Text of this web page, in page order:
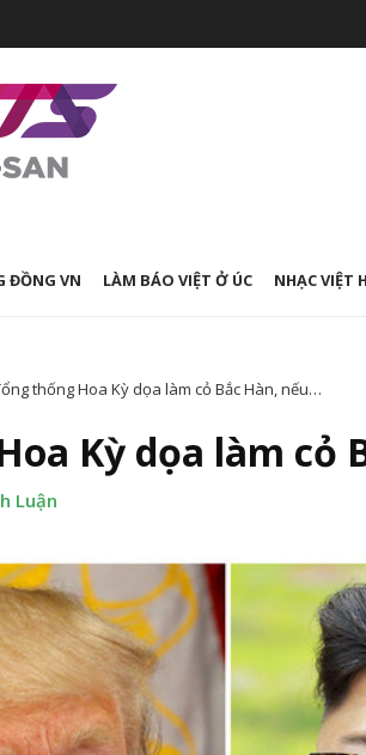
ĐỒNG VN LÀM BÁO VIỆT Ở ÚC NHẠC VIỆT
thống Hoa Kỳ dọa làm cỏ Bắc Hàn, nếu…
Kỳ dọa làm cỏ
Luận